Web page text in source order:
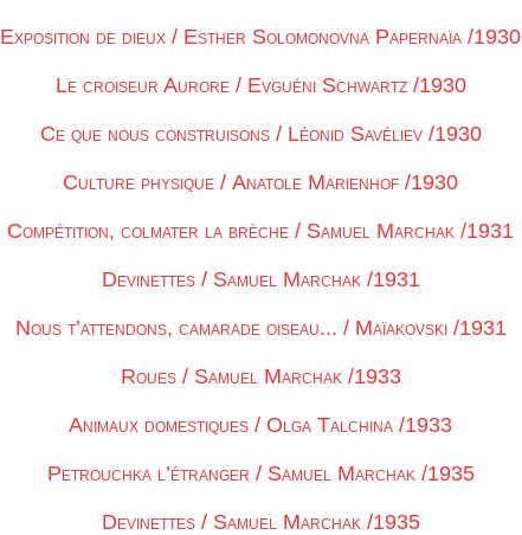
Exposition de dieux / Esther Solomonovna Papernaïa /1930
Le croiseur Aurore / Evguéni Schwartz /1930
Ce que nous construisons / Léonid Savéliev /1930
Culture physique / Anatole Marienhof /1930
Сompétition, colmater la brèche / Samuel Marchak /1931
Devinettes / Samuel Marchak /1931
Nous t’attendons, camarade oiseau... / Maïakovski /1931
Roues / Samuel Marchak /1933
Animaux domestiques / Olga Talchina /1933
Petrouchka l’étranger / Samuel Marchak /1935
Devinettes / Samuel Marchak /1935